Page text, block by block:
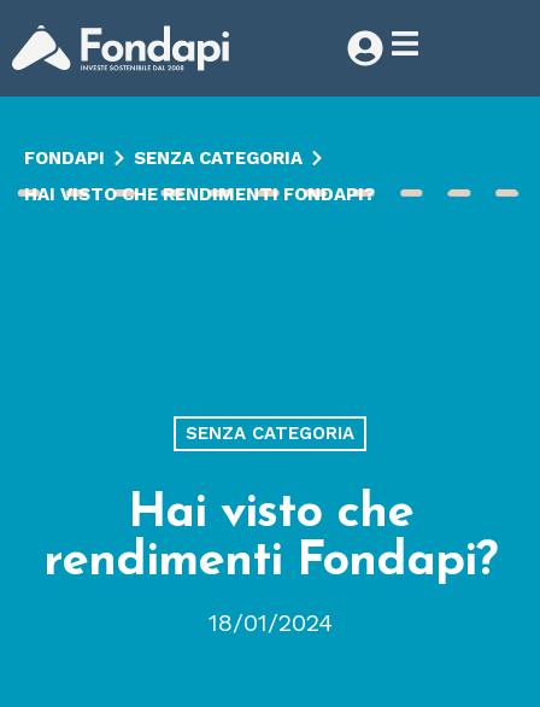
FONDAPI
SENZA CATEGORIA
HAI VISTO CHE RENDIMENTI FONDAPI?
SENZA CATEGORIA
Hai visto che
rendimenti Fondapi?
18/01/2024